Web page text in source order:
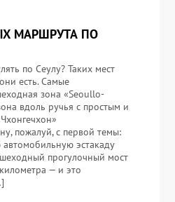
МАРШРУТА ПО
по Сеулу? Таких мест
есть. Самые
зона «Seoullo-
вдоль ручья с простым и
пожалуй, с первой темы:
эстакаду
прогулочный мост
— и это